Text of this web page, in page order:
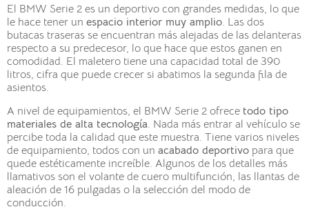
El BMW Serie 2 es un deportivo con grandes medidas, lo que
le hace tener un espacio interior muy amplio. Las dos
butacas traseras se encuentran más alejadas de las delanteras
respecto a su predecesor, lo que hace que estos ganen en
comodidad. El maletero tiene una capacidad total de 390
litros, cifra que puede crecer si abatimos la segunda fila de
asientos.
A nivel de equipamientos, el BMW Serie 2 ofrece todo tipo
materiales de alta tecnología. Nada más entrar al vehículo se
percibe toda la calidad que este muestra. Tiene varios niveles
de equipamiento, todos con un acabado deportivo para que
quede estéticamente increíble. Algunos de los detalles más
llamativos son el volante de cuero multifunción, las llantas de
aleación de 16 pulgadas o la selección del modo de
conducción.